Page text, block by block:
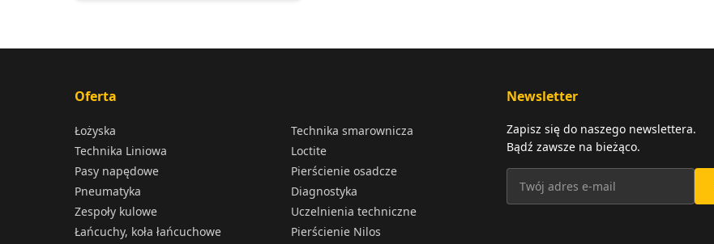
Oferta
Łożyska
Technika Liniowa
Pasy napędowe
Pneumatyka
Zespoły kulowe
Łańcuchy, koła łańcuchowe
Technika smarownicza
Loctite
Pierścienie osadcze
Diagnostyka
Uczelnienia techniczne
Pierścienie Nilos
Newsletter
Zapisz się do naszego newslettera.
Bądź zawsze na bieżąco.